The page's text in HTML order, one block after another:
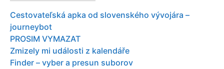
Cestovateľská apka od slovenského vývojára –
journeybot
PROSIM VYMAZAT
Zmizely mi události z kalendáře
Finder – vyber a presun suborov